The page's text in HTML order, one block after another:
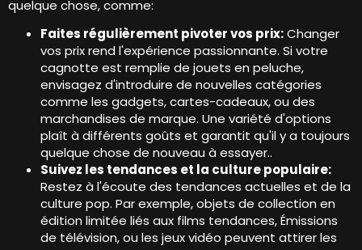
quelque chose, comme:
Faites régulièrement pivoter vos prix:Changer
vos prix rend l'expérience passionnante. Si votre
cagnotte est remplie de jouets en peluche,
envisagez d'introduire de nouvelles catégories
comme les gadgets, cartes-cadeaux, ou des
marchandises de marque. Une variété d'options
plaît à différents goûts et garantit qu'il y a toujours
quelque chose de nouveau à essayer..
Suivez les tendances et la culture populaire:
Restez à l'écoute des tendances actuelles et de la
culture pop. Par exemple, objets de collection en
édition limitée liés aux films tendances, Émissions
de télévision, ou les jeux vidéo peuvent attirer les